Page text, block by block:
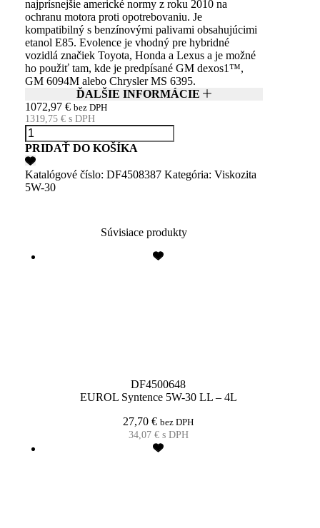
najprísnejšie americké normy z roku 2010 na
ochranu motora proti opotrebovaniu. Je
kompatibilný s benzínovými palivami obsahujúcimi
etanol E85. Evolence je vhodný pre hybridné
vozidlá značiek Toyota, Honda a Lexus a je možné
ho použiť tam, kde je predpísané GM dexos1™,
GM 6094M alebo Chrysler MS 6395.
ĎALŠIE INFORMÁCIE
1072,97 € bez DPH
1319,75 € s DPH
množstvo
EUROL
Evolence
5W-
30
-
PRIDAŤ DO KOŠÍKA
Katalógové číslo: DF4508387 Kategória: Viskozita
5W-30
Súvisiace produkty
DF4500648
EUROL Syntence 5W-30 LL – 4L
27,70€ bez DPH
34,07 €s DPH